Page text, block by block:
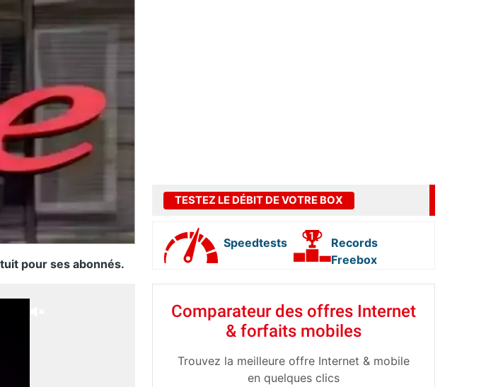
pour ses abonnés.
TESTEZ LE DÉBIT DE VOTRE BOX
Speedtests
Records
Freebox
Comparateur des offres Internet
& forfaits mobiles
Trouvez la meilleure offre Internet & mobile
en quelques clics